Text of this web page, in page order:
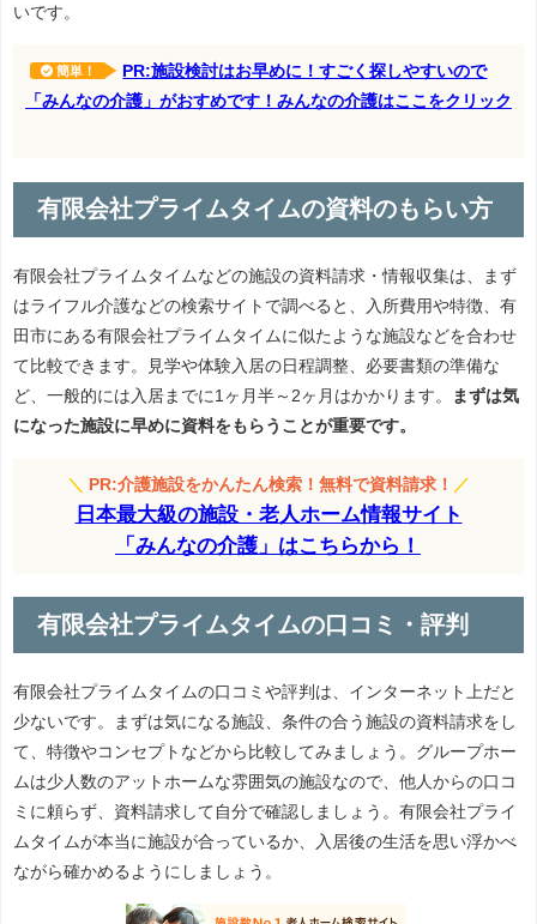
いです。
簡単！
PR:施設検討はお早めに！すごく探しやすいので
「みんなの介護」がおすめです！みんなの介護はここをクリック
有限会社プライムタイムの資料のもらい方
有限会社プライムタイムなどの施設の資料請求・情報収集は、まず
はライフル介護などの検索サイトで調べると、入所費用や特徴、有
田市にある有限会社プライムタイムに似たような施設などを合わせ
て比較できます。見学や体験入居の日程調整、必要書類の準備な
ど、一般的には入居までに1ヶ月半～2ヶ月はかかります。
まずは気
になった施設に早めに資料をもらうことが重要です。
＼ PR:介護施設をかんたん検索！無料で資料請求！ ／
日本最大級の施設・老人ホーム情報サイト
「みんなの介護」はこちらから！
有限会社プライムタイムの口コミ・評判
有限会社プライムタイムの口コミや評判は、インターネット上だと
少ないです。まずは気になる施設、条件の合う施設の資料請求をし
て、特徴やコンセプトなどから比較してみましょう。グループホー
ムは少人数のアットホームな雰囲気の施設なので、他人からの口コ
ミに頼らず、資料請求して自分で確認しましょう。有限会社プライ
ムタイムが本当に施設が合っているか、入居後の生活を思い浮かべ
ながら確かめるようにしましょう。